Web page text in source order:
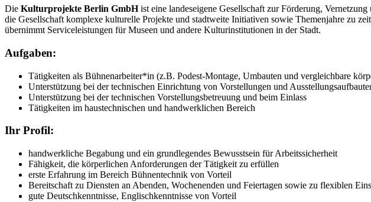
Die Kulturprojekte Berlin GmbHist eine landeseigene Gesellschaft zur Förderung,
die Gesellschaft komplexe kulturelle Projekte und stadtweite Initiativen sowie Themenjahre zu
übernimmt Serviceleistungen für Museen und andere Kulturinstitutionen in der Stadt.
Aufgaben:
Tätigkeiten als Bühnenarbeiter*in (z.B. Podest-Montage, Umbauten und vergleichbare
Unterstützung bei der technischen Einrichtung von Vorstellungen und
Unterstützung bei der technischen Vorstellungsbetreuung und beim Einlass
Tätigkeiten im haustechnischen und handwerklichen Bereich
Ihr Profil:
handwerkliche Begabung und ein grundlegendes Bewusstsein für Arbeitssicherheit
Fähigkeit, die körperlichen Anforderungen der Tätigkeit zu erfüllen
erste Erfahrung im Bereich Bühnentechnik von Vorteil
Bereitschaft zu Diensten an Abenden, Wochenenden und Feiertagen sowie zu flexiblen
gute Deutschkenntnisse, Englischkenntnisse von Vorteil